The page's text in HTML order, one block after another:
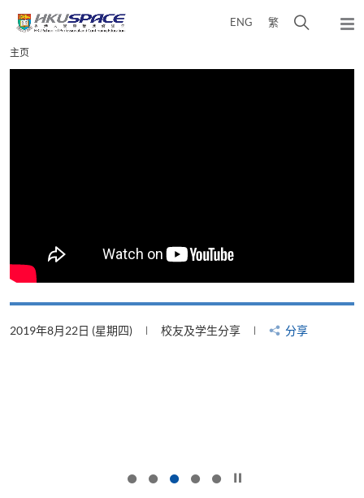
content
ENG 繁
弹
Main
content
主页
2019年8月22日 (星期四) 校友及学生分享 分享